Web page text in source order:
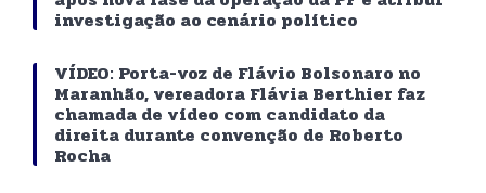
investigação ao cenário político
VÍDEO: Porta-voz de Flávio Bolsonaro no
Maranhão, vereadora Flávia Berthier faz
chamada de vídeo com candidato da
direita durante convenção de Roberto
Rocha